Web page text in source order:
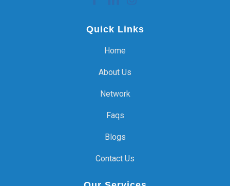
Quick Links
Home
About Us
Network
Faqs
Blogs
Contact Us